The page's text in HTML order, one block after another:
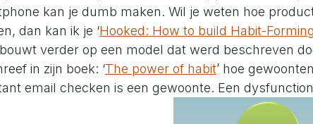
kan je dumb maken. Wil je weten hoe
dan kan ik je ‘Hooked: How to build Habit-
verder op een model dat werd beschreven
in zijn boek: ‘The power of habit’ hoe
email checken is een gewoonte. Een